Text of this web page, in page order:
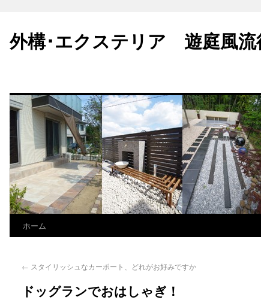
外構･エクステリア 遊庭風流
ホーム
← スタイリッシュなカーポート、どれがお好みですか
ドッグランでおはしゃぎ！